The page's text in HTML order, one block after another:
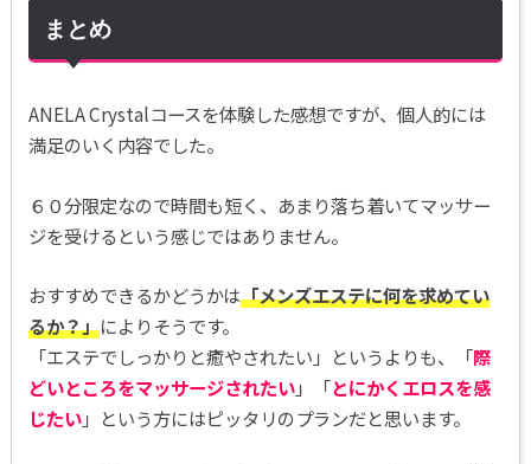
まとめ
ANELA Crystalコースを体験した感想ですが、個人的には
満足のいく内容でした。
６０分限定なので時間も短く、あまり落ち着いてマッサー
ジを受けるという感じではありません。
おすすめできるかどうかは「メンズエステに何を求めてい
るか？」によりそうです。
「エステでしっかりと癒やされたい」というよりも、「際
どいところをマッサージされたい」「とにかくエロスを感
じたい」という方にはピッタリのプランだと思います。